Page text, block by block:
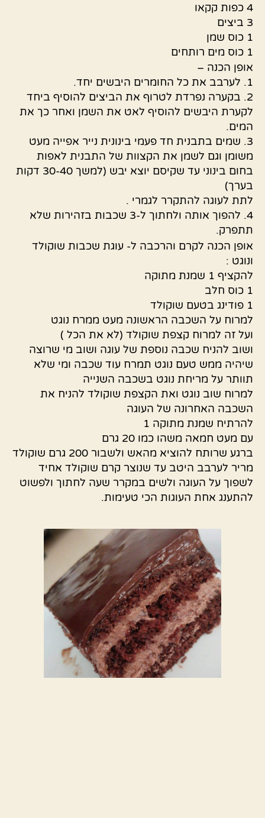
4 כפות קקאו
3 ביצים
1 כוס שמן
1 כוס מים רותחים
אופן הכנה –
1. לערבב את כל החומרים היבשים יחד.
2. בקערה נפרדת לטרוף את הביצים להוסיף ביחד
לקערת היבשים להוסיף לאט את השמן ואחר כך את
המים.
3. שמים בתבנית חד פעמי בינונית נייר אפייה מעט
משומן וגם לשמן את הקצוות של התבנית לאפות
בחום בינוני עד שקיסם יוצא יבש (למשך 30-40 דקות
בערך)
לתת לעוגה להתקרר לגמרי .
4. להפוך אותה ולחתוך ל-3 שכבות בזהירות שלא
תתפרק.
אופן הכנה לקרם והרכבה ל- עוגת שכבות שוקולד
ונוגט :
להקציף 1 שמנת מתוקה
1 כוס חלב
1 פודינג בטעם שוקולד
למרוח על השכבה הראשונה מעט ממרח נוגט
ועל זה למרוח קצפת שוקולד (לא את הכל )
ושוב להניח שכבה נוספת של עוגה ושוב מי שרוצה
שיהיה ממש טעם נוגט תמרח עוד שכבה ומי שלא
תוותר על מריחת נוגט בשכבה השנייה
למרוח שוב נוגט ואת הקצפת שוקולד להניח את
השכבה האחרונה של העוגה
להרתיח שמנת מתוקה 1
עם מעט חמאה משהו כמו 20 גרם
ברגע שרותח להוציא מהאש ולשבור 200 גרם שוקולד
מריר לערבב היטב עד שנוצר קרם שוקולד אחיד
לשפוך על העוגה ולשים במקרר שעה לחתוך ולפשוט
להתענג אחת העוגות הכי טעימות.